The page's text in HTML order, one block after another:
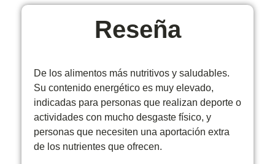
Reseña
De los alimentos más nutritivos y saludables.
Su contenido energético es muy elevado,
indicadas para personas que realizan deporte o
actividades con mucho desgaste físico, y
personas que necesiten una aportación extra
de los nutrientes que ofrecen.